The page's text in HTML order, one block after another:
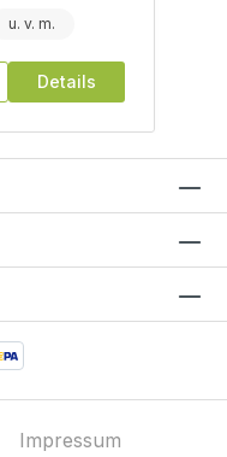
Details
Impressum